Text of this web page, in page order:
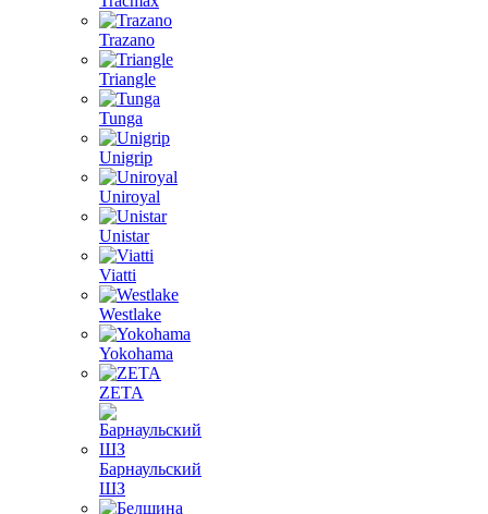
Trazano
Triangle
Tunga
Unigrip
Uniroyal
Unistar
Viatti
Westlake
Yokohama
ZETA
Барнаульский
ШЗ